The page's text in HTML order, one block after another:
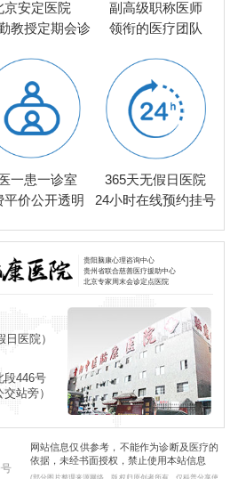
京安定医院
教授定期会诊
副高级职称医师
领衔的医疗团队
一患一诊室
平价公开透明
365天无假日医院
24小时在线预约挂号
贵阳脑康心理咨询中心
贵州省联合慈善医疗援助中心
北京专家周末会诊定点医院
日医院）
段446号
站旁）
网站信息仅供参考，不能作为诊断及医疗的
依据，未经书面授权，禁止使用本站信息